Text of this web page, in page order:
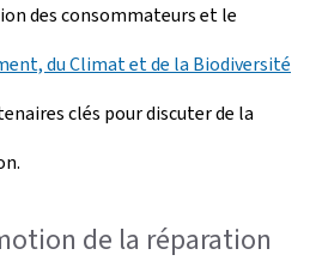
des consommateurs et le
du Climat et de la Biodiversité
clés pour discuter de la
de la réparation